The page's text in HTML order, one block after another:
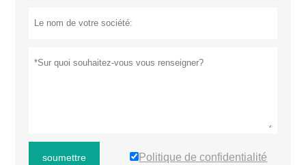
soumettre Politique de confidentialité